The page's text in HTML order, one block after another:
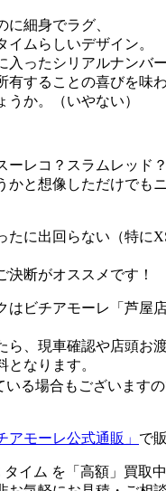
に細身でラグ、
イムらしいデザイン。
入ったシリアルナンバー
有することの喜びを味
うか。（いやない）
ーレコ？スラムレッド？
かと想像しただけでも
たに出回らない（特に
決断がオススメです！
ビチアモーレ「芦屋
ら、現車確認や店頭お
となります。
る場合もございます
アモーレ公式通販」 で
イム を「高額」買取